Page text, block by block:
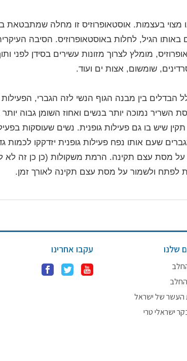
אוסטאופרוזיס זו מחלה שמתבטאת
הגיל, לחלות באוסטאופרוזיס. הסיבה
מומלץ לצרוך מזונות עשירים בסידן לפני
שומשום, אצות ים ועוד.
הבדלים בין מבנה הגוף הנשי לזה הגברי, הפעילות
נמוכה יותר בנשים ואחוז השומן גבוה יותר
שיש בו גם פעילות גופנית. נשים שעוסקות
ליום. זאת בשונה מגברים שעם אותו נפח פעילות גופנית יזדקקו
על מסת עצם תקינה. הרמת משקולות (כן כן זה לא
לפתח ולשמור על מסת עצם תקינה לאורך זמן.
שלנו
העשר של ישראל
ישראלי טרי
עקבו אחרינו